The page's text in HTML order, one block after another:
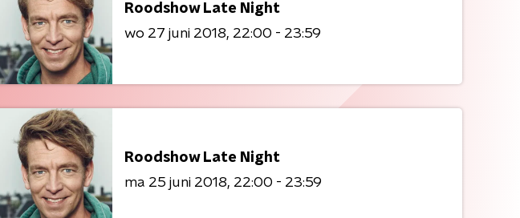
Roodshow Late Night
wo 27 juni 2018 22:00 - 23:59
Roodshow Late Night
ma 25 juni 2018 22:00 - 23:59